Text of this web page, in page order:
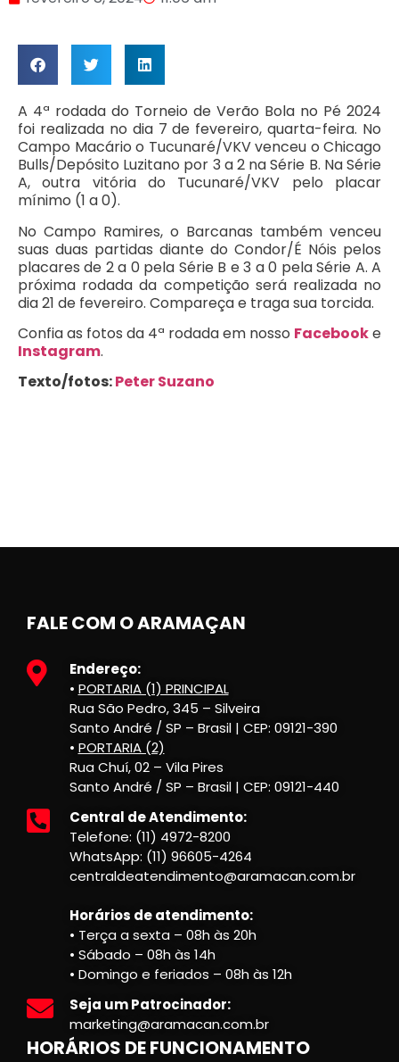
A 4ª rodada do Torneio de Verão Bola no Pé 2024
foi realizada no dia 7 de fevereiro, quarta-feira. No
Campo Macário o Tucunaré/VKV venceu o Chicago
Bulls/Depósito Luzitano por 3 a 2 na Série B. Na Série
A, outra vitória do Tucunaré/VKV pelo placar
mínimo (1 a 0).
No Campo Ramires, o Barcanas também venceu
suas duas partidas diante do Condor/É Nóis pelos
placares de 2 a 0 pela Série B e 3 a 0 pela Série A. A
próxima rodada da competição será realizada no
dia 21 de fevereiro. Compareça e traga sua torcida.
Confia as fotos da 4ª rodada em nosso Facebooke
Instagram.
Texto/fotos:Peter Suzano
FALE COM O ARAMAÇAN
Endereço:
• PORTARIA (1) PRINCIPAL
Rua São Pedro, 345 – Silveira
Santo André / SP – Brasil | CEP: 09121-390
• PORTARIA (2)
Rua Chuí, 02 – Vila Pires
Santo André / SP – Brasil | CEP: 09121-440
Central de Atendimento:
Telefone: (11) 4972-8200
WhatsApp: (11) 96605-4264
centraldeatendimento@aramacan.com.br
Horários de atendimento:
• Terça a sexta – 08h às 20h
• Sábado – 08h às 14h
• Domingo e feriados – 08h às 12h
Seja um Patrocinador:
marketing@aramacan.com.br
HORÁRIOS DE FUNCIONAMENTO